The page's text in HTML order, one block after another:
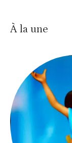
À la une